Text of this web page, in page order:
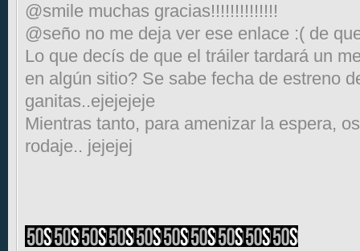
@smile muchas gracias!!!!!!!!!!!!!!
@seño no me deja ver ese enlace :( de
Lo que decís de que el tráiler tardará un
en algún sitio? Se sabe fecha de estreno
ganitas..ejejejeje
Mientras tanto, para amenizar la espera,
rodaje.. jejejej